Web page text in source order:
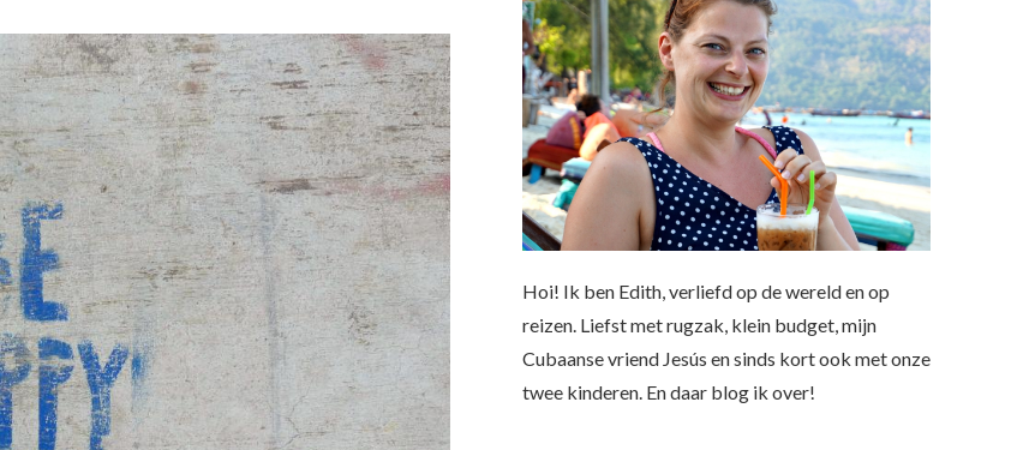
Hoi! Ik ben Edith, verliefd op de wereld en op
reizen. Liefst met rugzak, klein budget, mijn
Cubaanse vriend Jesús en sinds kort ook met onze
twee kinderen. En daar blog ik over!